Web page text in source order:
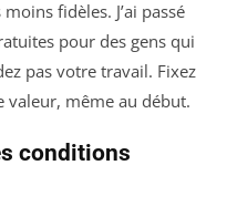
fidèles. J’ai passé
pour des gens qui
pas votre travail. Fixez
même au début.
conditions